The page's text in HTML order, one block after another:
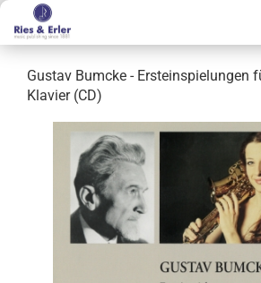
Gustav Bumcke - Ersteinspielungen
Klavier (CD)